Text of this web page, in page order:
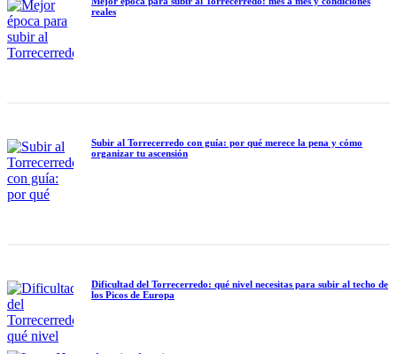
reales
Subir al Torrecerredo con guía: por qué merece la pena y cómo
organizar tu ascensión
Dificultad del Torrecerredo: qué nivel necesitas para subir al techo de
los Picos de Europa